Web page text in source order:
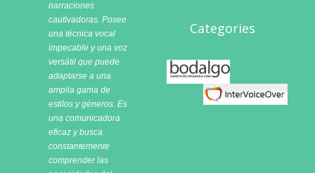
narraciones
cautivadoras. Posee
una técnica vocal
impecable y una voz
versátil que puede
adaptarse a una
amplia gama de
estilos y géneros. Es
una comunicadora
eficaz y busca
constantemente
comprender las
Categories
Bodalgo